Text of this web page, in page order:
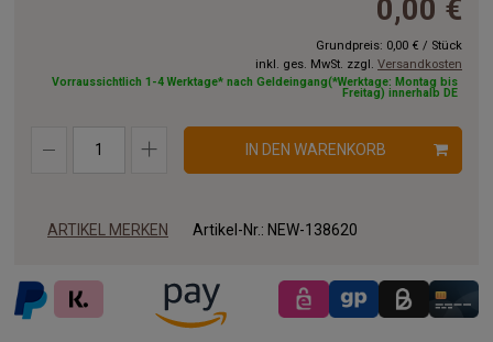
0,00 €
Grundpreis: 0,00 € / Stück
inkl. ges. MwSt. zzgl. Versandkosten
Vorraussichtlich 1-4 Werktage* nach Geldeingang(*Werktage: Montag bis
Freitag) innerhalb DE
IN DEN WARENKORB
ARTIKEL MERKEN Artikel-Nr.: NEW-138620